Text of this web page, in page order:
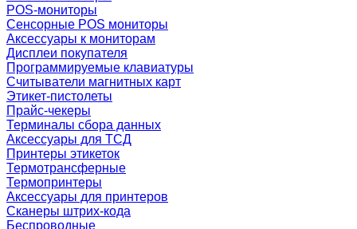
POS-мониторы
Сенсорные POS мониторы
Аксессуары к мониторам
Дисплеи покупателя
Программируемые клавиатуры
Считыватели магнитных карт
Этикет-пистолеты
Прайс-чекеры
Терминалы сбора данных
Аксессуары для ТСД
Принтеры этикеток
Термотрансферные
Термопринтеры
Аксессуары для принтеров
Сканеры штрих-кода
Беспроводные